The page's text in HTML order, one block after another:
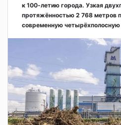
к 100-летию города. Узкая
протяжённостью 2 768 метров
современную четырёхполосную